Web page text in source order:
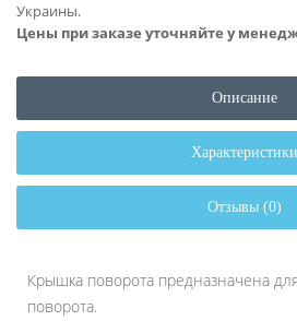
Украины.
Цены при заказе уточняйте у
Описание
Характеристики
Отзывы (0)
Крышка поворота предназначена
поворота.